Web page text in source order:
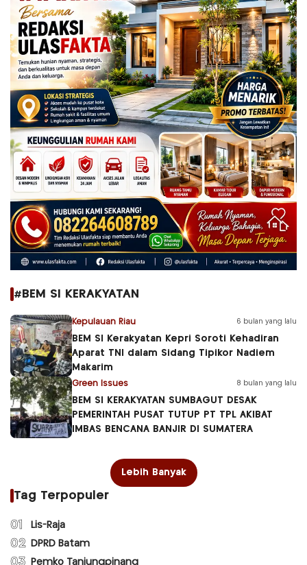
#BEM SI KERAKYATAN
Kepulauan Riau 6 bulan yang lalu
BEM SI Kerakyatan Kepri Soroti Kehadiran
Aparat TNI dalam Sidang Tipikor Nadiem
Makarim
Green Issues 8 bulan yang lalu
BEM SI KERAKYATAN SUMBAGUT DESAK
PEMERINTAH PUSAT TUTUP PT TPL AKIBAT
IMBAS BENCANA BANJIR DI SUMATERA
Lebih Banyak
Tag Terpopuler
01 Lis-Raja
02 DPRD Batam
03 Pemko Tanjungpinang